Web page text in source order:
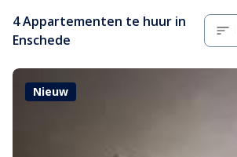
4 Appartementen te huur in
Enschede
Nieuw